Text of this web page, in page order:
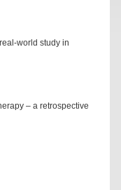
world study in
– a retrospective